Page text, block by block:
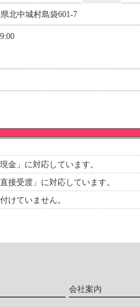
北中城村島袋601-7
金」に対応しています。
接受渡」に対応しています。
けていません。
会社案内